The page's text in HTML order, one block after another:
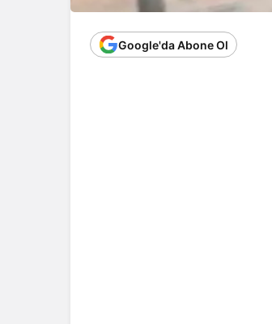
Google'da Abone Ol